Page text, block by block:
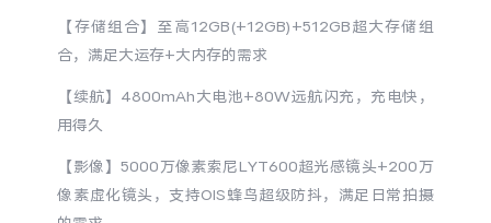
S60
Y600 Turbo
【存储组合】至高12GB(+12GB)+512GB超大存储组
合，满足大运存+大内存的需求
【续航】4800mAh大电池+80W远航闪充，充电快，
用得久
【影像】5000万像素索尼LYT600超光感镜头+200万
像素虚化镜头，支持OIS蜂鸟超级防抖，满足日常拍摄